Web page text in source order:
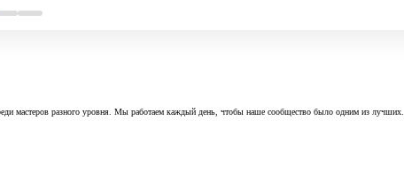
мастеров разного уровня. Мы работаем каждый день, чтобы наше сообщество было одним из лучших.